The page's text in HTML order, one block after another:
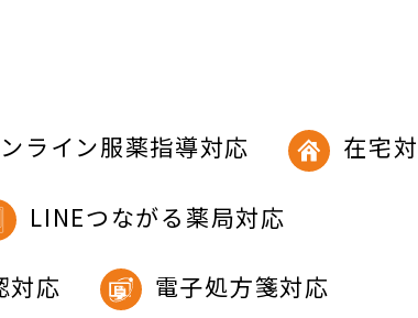
ライン服薬指導対応 在宅
LINEつながる薬局対応
対応 電子処方箋対応